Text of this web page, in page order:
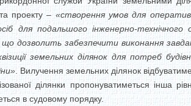
проекту – «створення умов для
для подальшого інженерно-
дозволить забезпечити виконання
земельних ділянок для потреб
. Вилучення земельних ділянок
ділянки пропонуватиметься інша
в судовому порядку.